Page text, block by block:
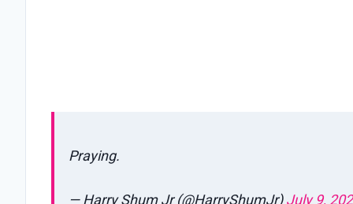
Praying.
— Harry Shum Jr (@HarryShumJr)July 9,